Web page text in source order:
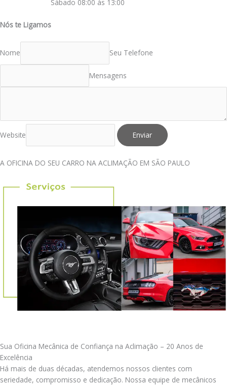
Sábado 08:00 às 13:00
Nós te Ligamos
Nome Seu Telefone
Mensagens
Website Enviar
A OFICINA DO SEU CARRO NA ACLIMAÇÃO EM SÃO PAULO
Sua Oficina Mecânica de Confiança na Aclimação – 20 Anos de
Excelência
Há mais de duas décadas, atendemos nossos clientes com
seriedade, compromisso e dedicação. Nossa equipe de mecânicos